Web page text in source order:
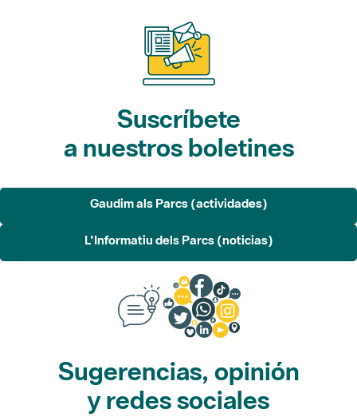
Suscríbete
a nuestros boletines
Gaudim als Parcs (actividades)
L'Informatiu dels Parcs (noticias)
Sugerencias, opinión
y redes sociales